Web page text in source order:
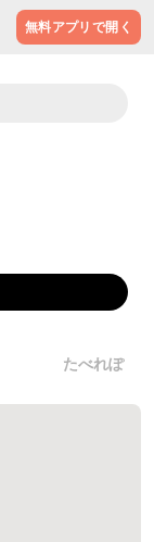
無料アプリで開く
たべれぽ